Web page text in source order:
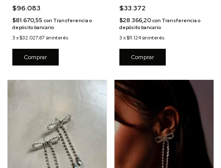
$96.083
$81.670,55 con Transferencia o
depósito bancario
3 x$32.027,67 sin interés
$33.372
$28.366,20 con Transferencia o
depósito bancario
3 x$11.124sin interés
Comprar